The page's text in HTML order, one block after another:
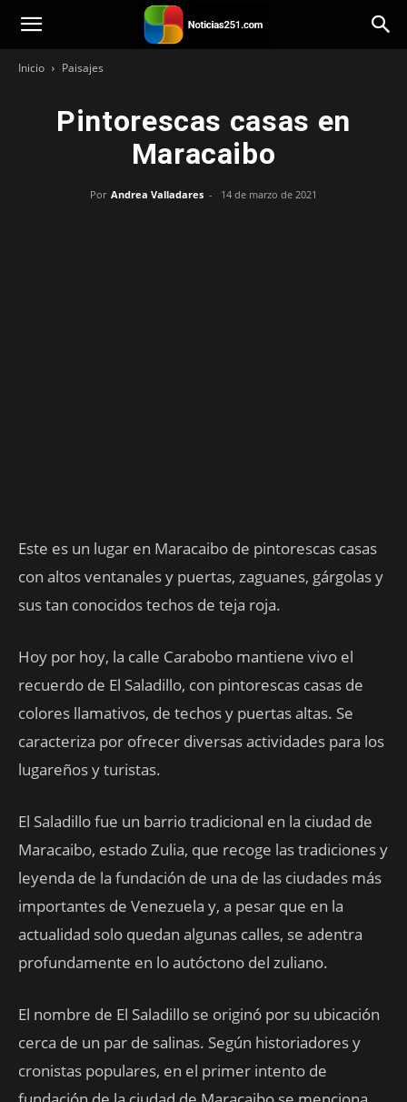
Noticias251
Inicio Paisajes
Pintorescas casas en
Maracaibo
Por Andrea Valladares - 14 de marzo de 2021
Este es un lugar en Maracaibo de pintorescas casas
con altos ventanales y puertas, zaguanes, gárgolas y
sus tan conocidos techos de teja roja.
Hoy por hoy, la calle Carabobo mantiene vivo el
recuerdo de El Saladillo, con pintorescas casas de
colores llamativos, de techos y puertas altas. Se
caracteriza por ofrecer diversas actividades para los
lugareños y turistas.
El Saladillo fue un barrio tradicional en la ciudad de
Maracaibo, estado Zulia, que recoge las tradiciones y
leyenda de la fundación de una de las ciudades más
importantes de Venezuela y, a pesar que en la
actualidad solo quedan algunas calles, se adentra
profundamente en lo autóctono del zuliano.
El nombre de El Saladillo se originó por su ubicación
cerca de un par de salinas. Según historiadores y
cronistas populares, en el primer intento de